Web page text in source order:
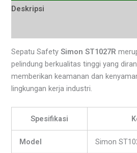
Deskripsi
Sepatu SafetySimon ST1027R
pelindung berkualitas tinggi yang
memberikan keamanan dan
lingkungan kerja industri.
Spesifikasi
Model Simon